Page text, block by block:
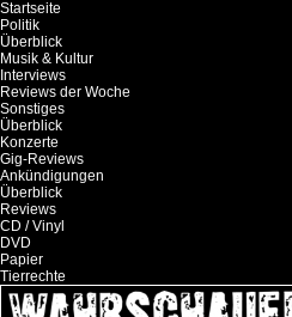
Startseite
Politik
Überblick
Musik & Kultur
Interviews
Reviews der Woche
Sonstiges
Überblick
Konzerte
Gig-Reviews
Ankündigungen
Überblick
Reviews
CD / Vinyl
DVD
Papier
Tierrechte